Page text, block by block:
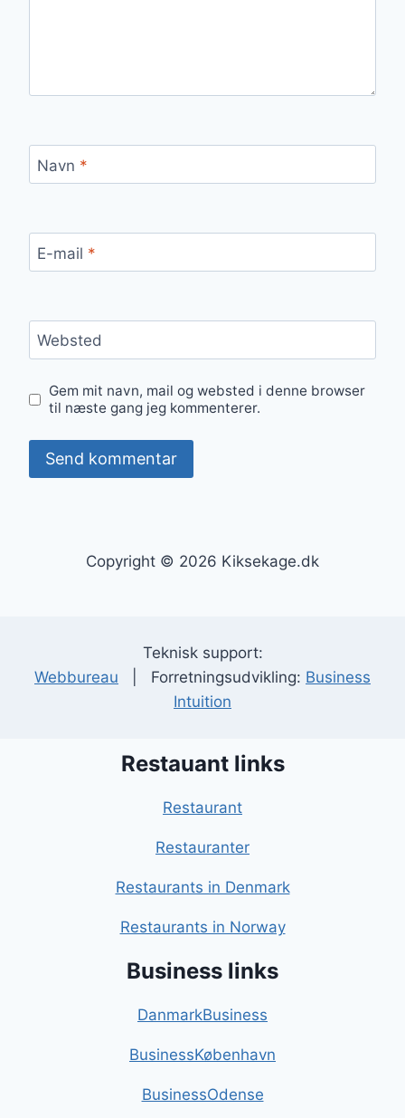
Navn *
E-mail *
Websted
Gem mit navn, mail og websted i denne browser
til næste gang jeg kommenterer.
Copyright © 2026 Kiksekage.dk
Teknisk support:
Webbureau | Forretningsudvikling: Business
Intuition
Restauant links
Restaurant
Restauranter
Restaurants in Denmark
Restaurants in Norway
Business links
DanmarkBusiness
BusinessKøbenhavn
BusinessOdense